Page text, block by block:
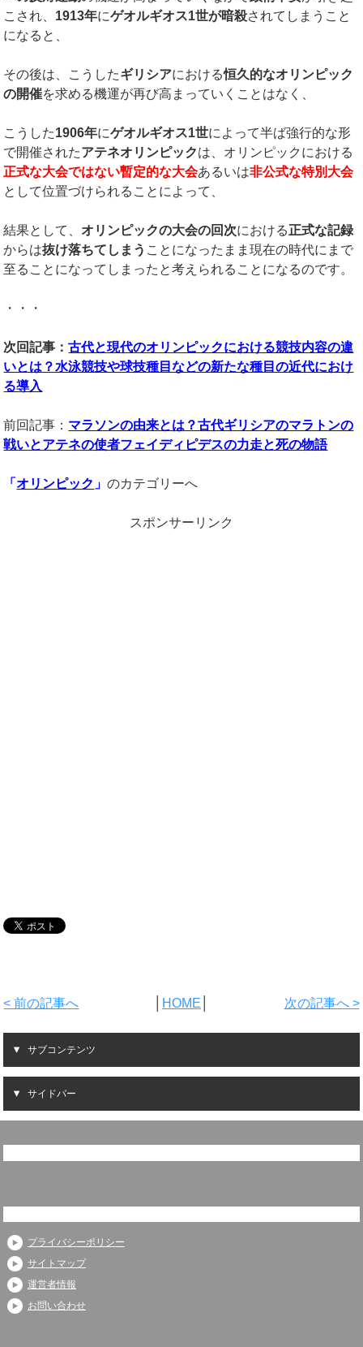
こされ、 1913年にゲオルギオス1世が暗殺されてしまうこと
になると、
その後は、こうしたギリシアにおける恒久的なオリンピック
の開催を求める機運が再び高まっていくことはなく、
こうした1906年にゲオルギオス1世によって半ば強行的な形
で開催されたアテネオリンピックは、オリンピックにおける
正式な大会ではない暫定的な大会あるいは非公式な特別大会
として位置づけられることによって、
結果として、 オリンピックの大会の回次における正式な記録
からは抜け落ちてしまう ことになったまま現在の時代にまで
至ることになってしまったと考えられることになるのです。
・・・
次回記事：古代と現代のオリンピックにおける競技内容の違
いとは？水泳競技や球技種目などの新たな種目の近代におけ
る導入
前回記事： マラソンの由来とは？古代ギリシアのマラトンの
戦いとアテネの使者フェイディピデスの力走と死の物語
「オリンピック 」のカテゴリーへ
スポンサーリンク
< 前の記事へ HOME 次の記事へ >
サブコンテンツ
サイドバー
プライバシーポリシー
サイトマップ
運営者情報
お問い合わせ